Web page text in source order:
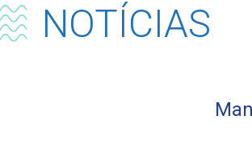
NOTÍCIAS